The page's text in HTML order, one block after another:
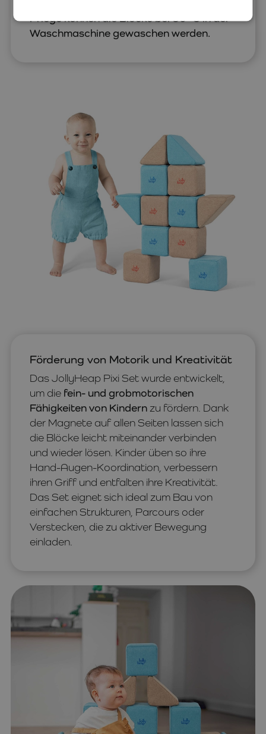
Pflege können die Blöcke bei 30 °C in der
Waschmaschine gewaschen werden.
Förderung von Motorik und Kreativität
Das JollyHeap Pixi Set wurde entwickelt,
um die fein- und grobmotorischen
Fähigkeiten von Kindern zu fördern. Dank
der Magnete auf allen Seiten lassen sich
die Blöcke leicht miteinander verbinden
und wieder lösen. Kinder üben so ihre
Hand-Augen-Koordination, verbessern
ihren Griff und entfalten ihre Kreativität.
Das Set eignet sich ideal zum Bau von
einfachen Strukturen, Parcours oder
Verstecken, die zu aktiver Bewegung
einladen.